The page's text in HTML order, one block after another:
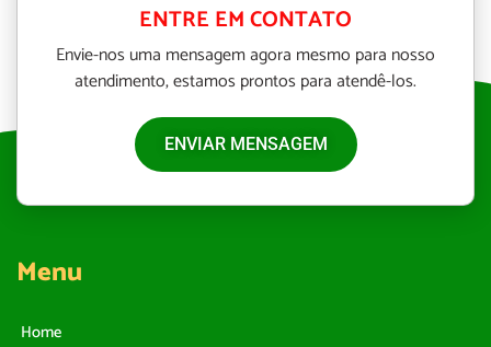
ENTRE EM CONTATO
Envie-nos uma mensagem agora mesmo para nosso
atendimento, estamos prontos para atendê-los.
ENVIAR MENSAGEM
Menu
Home